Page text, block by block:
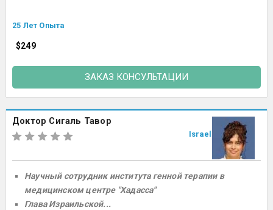
25 Лет Опыта
$249
ЗАКАЗ КОНСУЛЬТАЦИИ
Доктор Сигаль Тавор
Israel
Научный сотрудник института генной терапии в
медицинском центре "Хадасса"
Глава Израильской...